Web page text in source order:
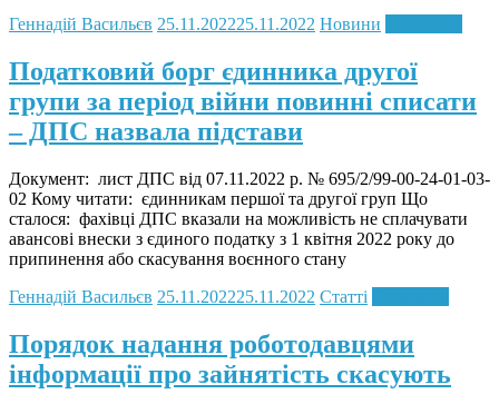
Геннадій Васильєв 25.11.202225.11.2022 Новини
Податковий борг єдинника другої
групи за період війни повинні списати
– ДПС назвала підстави
Документ: лист ДПС від 07.11.2022 р. № 695/2/99-00-24-01-03-
02 Кому читати: єдинникам першої та другої груп Що
сталося: фахівці ДПС вказали на можливість не сплачувати
авансові внески з єдиного податку з 1 квітня 2022 року до
припинення або скасування воєнного стану
Геннадій Васильєв 25.11.202225.11.2022 Статті
Порядок надання роботодавцями
інформації про зайнятість скасують